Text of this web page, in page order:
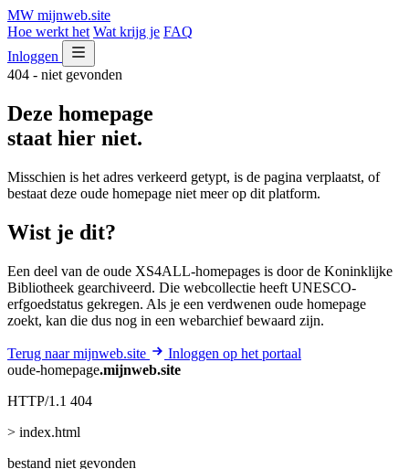
MW mijnweb.site
Hoe werkt het Wat krijg je FAQ
Inloggen
404 - niet gevonden
Deze homepage
staat hier niet.
Misschien is het adres verkeerd getypt, is de pagina verplaatst, of
bestaat deze oude homepage niet meer op dit platform.
Wist je dit?
Een deel van de oude XS4ALL-homepages is door de Koninklijke
Bibliotheek gearchiveerd. Die webcollectie heeft UNESCO-
erfgoedstatus gekregen. Als je een verdwenen oude homepage
zoekt, kan die dus nog in een webarchief bewaard zijn.
Terug naar mijnweb.site
Inloggen op het portaal
oude-homepage.mijnweb.site
HTTP/1.1 404
> index.html
bestand niet gevonden